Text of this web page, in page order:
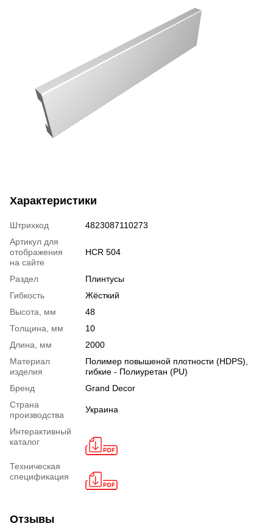
Характеристики
Штрихкод
4823087110273
Артикул для
отображения
на сайте
HCR 504
Раздел
Плинтусы
Гибкость
Жёсткий
Высота, мм
48
Толщина, мм
10
Длина, мм
2000
Материал
изделия
Полимер повышеной плотности (HDPS),
гибкие - Полиуретан (PU)
Бренд
Grand Decor
Страна
производства
Украина
Интерактивный
каталог
Техническая
спецификация
Отзывы